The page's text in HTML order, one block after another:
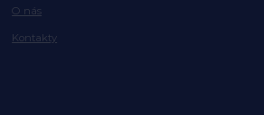
O nás
Kontakty